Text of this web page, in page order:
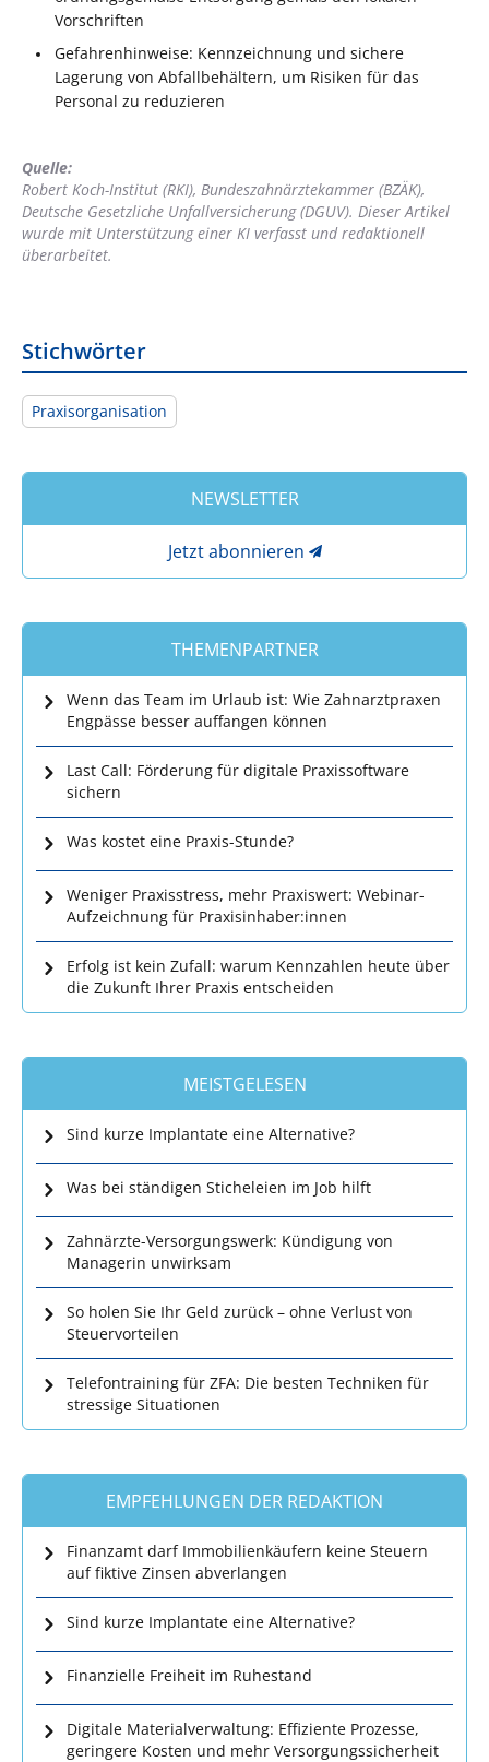
Vorschriften
Gefahrenhinweise: Kennzeichnung und sichere
Lagerung von Abfallbehältern, um Risiken für das
Personal zu reduzieren
Quelle:
Robert Koch-Institut (RKI), Bundeszahnärztekammer (BZÄK),
Deutsche Gesetzliche Unfallversicherung (DGUV). Dieser Artikel
wurde mit Unterstützung einer KI verfasst und redaktionell
überarbeitet.
Stichwörter
Praxisorganisation
NEWSLETTER
Jetzt abonnieren
THEMENPARTNER
Wenn das Team im Urlaub ist: Wie Zahnarztpraxen
Engpässe besser auffangen können
Last Call: Förderung für digitale Praxissoftware
sichern
Was kostet eine Praxis-Stunde?
Weniger Praxisstress, mehr Praxiswert: Webinar-
Aufzeichnung für Praxisinhaber:innen
Erfolg ist kein Zufall: warum Kennzahlen heute über
die Zukunft Ihrer Praxis entscheiden
MEISTGELESEN
Sind kurze Implantate eine Alternative?
Was bei ständigen Sticheleien im Job hilft
Zahnärzte-Versorgungswerk: Kündigung von
Managerin unwirksam
So holen Sie Ihr Geld zurück – ohne Verlust von
Steuervorteilen
Telefontraining für ZFA: Die besten Techniken für
stressige Situationen
EMPFEHLUNGEN DER REDAKTION
Finanzamt darf Immobilienkäufern keine Steuern
auf fiktive Zinsen abverlangen
Sind kurze Implantate eine Alternative?
Finanzielle Freiheit im Ruhestand
Digitale Materialverwaltung: Effiziente Prozesse,
geringere Kosten und mehr Versorgungssicherheit